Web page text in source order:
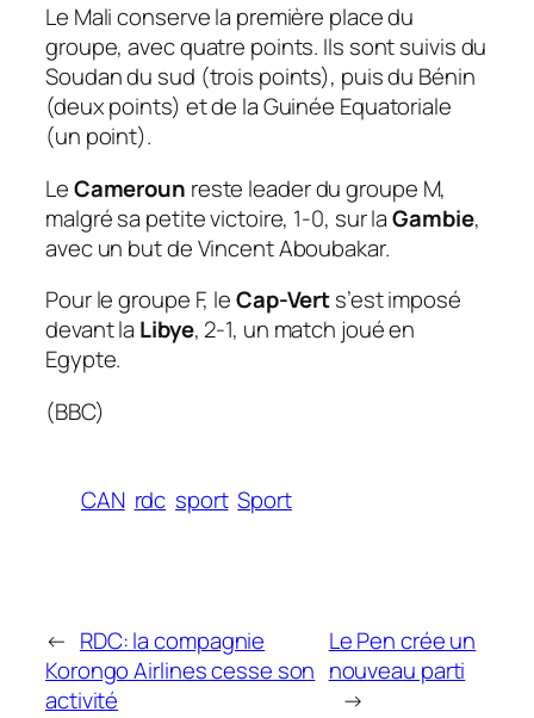
Le Mali conserve la première place du
groupe, avec quatre points. Ils sont suivis du
Soudan du sud (trois points), puis du Bénin
(deux points) et de la Guinée Equatoriale
(un point).
LeCameroun reste leader du groupe M,
malgré sa petite victoire, 1-0, sur laGambie,
avec un but de Vincent Aboubakar.
Pour le groupe F, leCap-Verts’est imposé
devant la Libye, 2-1, un match joué en
Egypte.
(BBC)
CAN rdc sport Sport
← RDC: la compagnie
Korongo Airlines cesse son
activité
Le Pen crée un
nouveau parti
→